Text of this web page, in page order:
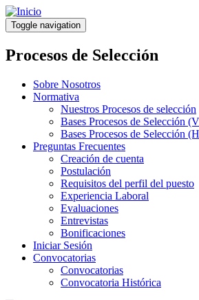
Pasar
al
contenido
principal
Toggle navigation
Procesos de Selección
Sobre Nosotros
Normativa
Nuestros Procesos de selección
Bases Procesos de Selección
Bases Procesos de Selección
Preguntas Frecuentes
Creación de cuenta
Postulación
Requisitos del perfil del puesto
Experiencia Laboral
Evaluaciones
Entrevistas
Bonificaciones
Iniciar Sesión
Convocatorias
Convocatorias
Convocatoria Histórica